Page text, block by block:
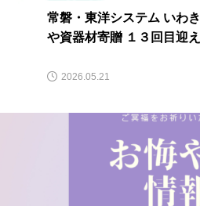
常磐・東洋システム いわ
や資器材寄贈 １３回目迎
2026.05.21